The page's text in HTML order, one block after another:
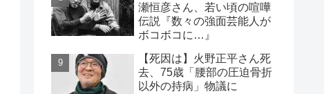
瀬恒彦さん、若い頃の喧嘩
伝説『数々の強面芸能人が
ボコボコに…』
【死因は】火野正平さん死
去、75歳「腰部の圧迫骨折
以外の持病」物議に